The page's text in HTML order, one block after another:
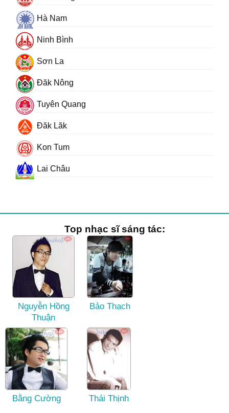
Hà Nam
Ninh Bình
Sơn La
Đăk Nông
Tuyên Quang
Đăk Lăk
Kon Tum
Lai Châu
Top nhạc sĩ sáng tác:
Nguyễn Hồng
Thuận
Bảo Thạch
Bằng Cường Thái Thịnh